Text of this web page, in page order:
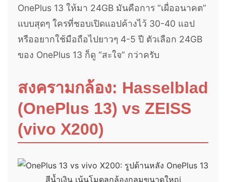
OnePlus 13 ให้มา 24GB มันคือการ “เผื่ออนาคต”
แบบสุดๆ ใครที่ชอบเปิดแอปค้างไว้ 30-40 แอป
หรืออยากใช้มือถือไปยาวๆ 4-5 ปี ตัวเลือก 24GB
ของ OnePlus 13 ก็ดู “สะใจ” กว่าครับ
สงครามกล้อง: Hasselblad
(OnePlus 13) vs ZEISS
(vivo X200)